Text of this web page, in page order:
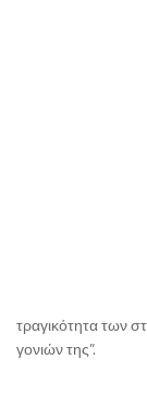
τραγικότητα των
γονιών της”.